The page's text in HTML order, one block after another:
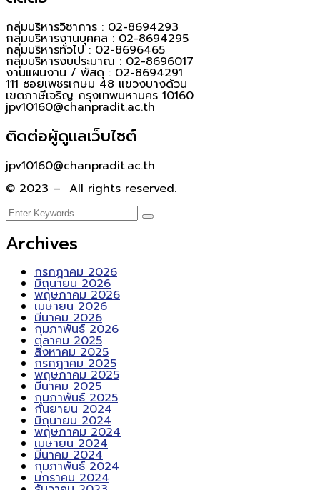
กลุ่มบริหารวิชาการ : 02-8694293
กลุ่มบริหารงานบุคคล : 02-8694295
กลุ่มบริหารทั่วไป : 02-8696465
กลุ่มบริหารงบประมาณ : 02-8696017
งานแผนงาน / พัสดุ : 02-8694291
111 ซอยเพชรเกษม 48 แขวงบางด้วน
เขตภาษีเจริญ กรุงเทพมหานคร 10160
jpv10160@chanpradit.ac.th
ติดต่อผู้ดูแลเว็บไซต์
jpv10160@chanpradit.ac.th
© 2023 – All rights reserved.
Archives
กรกฎาคม 2026
มิถุนายน 2026
พฤษภาคม 2026
เมษายน 2026
มีนาคม 2026
กุมภาพันธ์ 2026
ตุลาคม 2025
สิงหาคม 2025
กรกฎาคม 2025
พฤษภาคม 2025
มีนาคม 2025
กุมภาพันธ์ 2025
กันยายน 2024
มิถุนายน 2024
พฤษภาคม 2024
เมษายน 2024
มีนาคม 2024
กุมภาพันธ์ 2024
มกราคม 2024